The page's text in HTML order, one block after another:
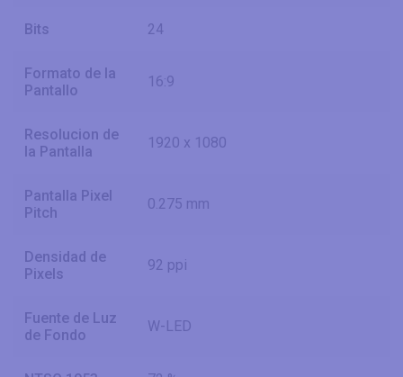
Bits 24
Formato de la
Pantallo
16:9
Resolucion de
la Pantalla
1920 x 1080
Pantalla Pixel
Pitch
0.275 mm
Densidad de
Pixels
92 ppi
Fuente de Luz
de Fondo
W-LED